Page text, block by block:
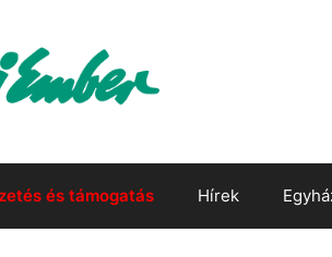
és támogatás Hírek